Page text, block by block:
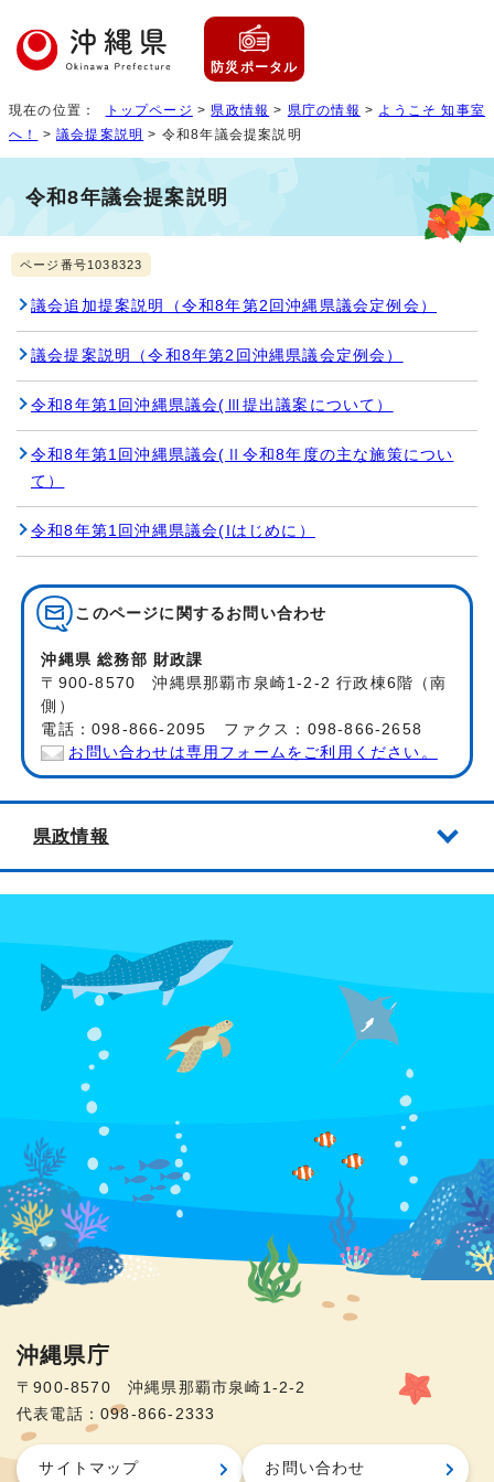
防災ポータル
現在の位置： トップページ > 県政情報 > 県庁の情報 > ようこそ 知事室
へ！
>議会提案説明 > 令和8年議会提案説明
令和8年議会提案説明
ページ番号1038323
議会追加提案説明（令和8年第2回沖縄県議会定例会）
議会提案説明（令和8年第2回沖縄県議会定例会）
令和8年第1回沖縄県議会(Ⅲ提出議案について）
令和8年第1回沖縄県議会(Ⅱ令和8年度の主な施策につい
て）
令和8年第1回沖縄県議会(Iはじめに）
このページに関する お問い合わせ
沖縄県 総務部 財政課
〒900-8570 沖縄県那覇市泉崎1-2-2 行政棟6階（南
側）
電話：098-866-2095 ファクス：098-866-2658
お問い合わせは専用フォームをご利用ください。
県政情報
沖縄県庁
〒900-8570 沖縄県那覇市泉崎1-2-2
代表電話：098-866-2333
サイトマップ お問い合わせ